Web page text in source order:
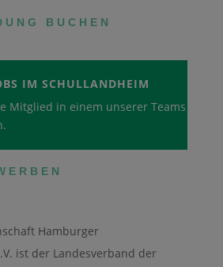
BUCHEN
IM SCHULLANDHEIM
Mitglied in einem unserer Teams
Hamburger
ist der Landesverband der